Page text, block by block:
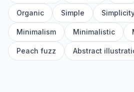
Organic Simple
Minimalism Minimalistic
Peach fuzz Abstract